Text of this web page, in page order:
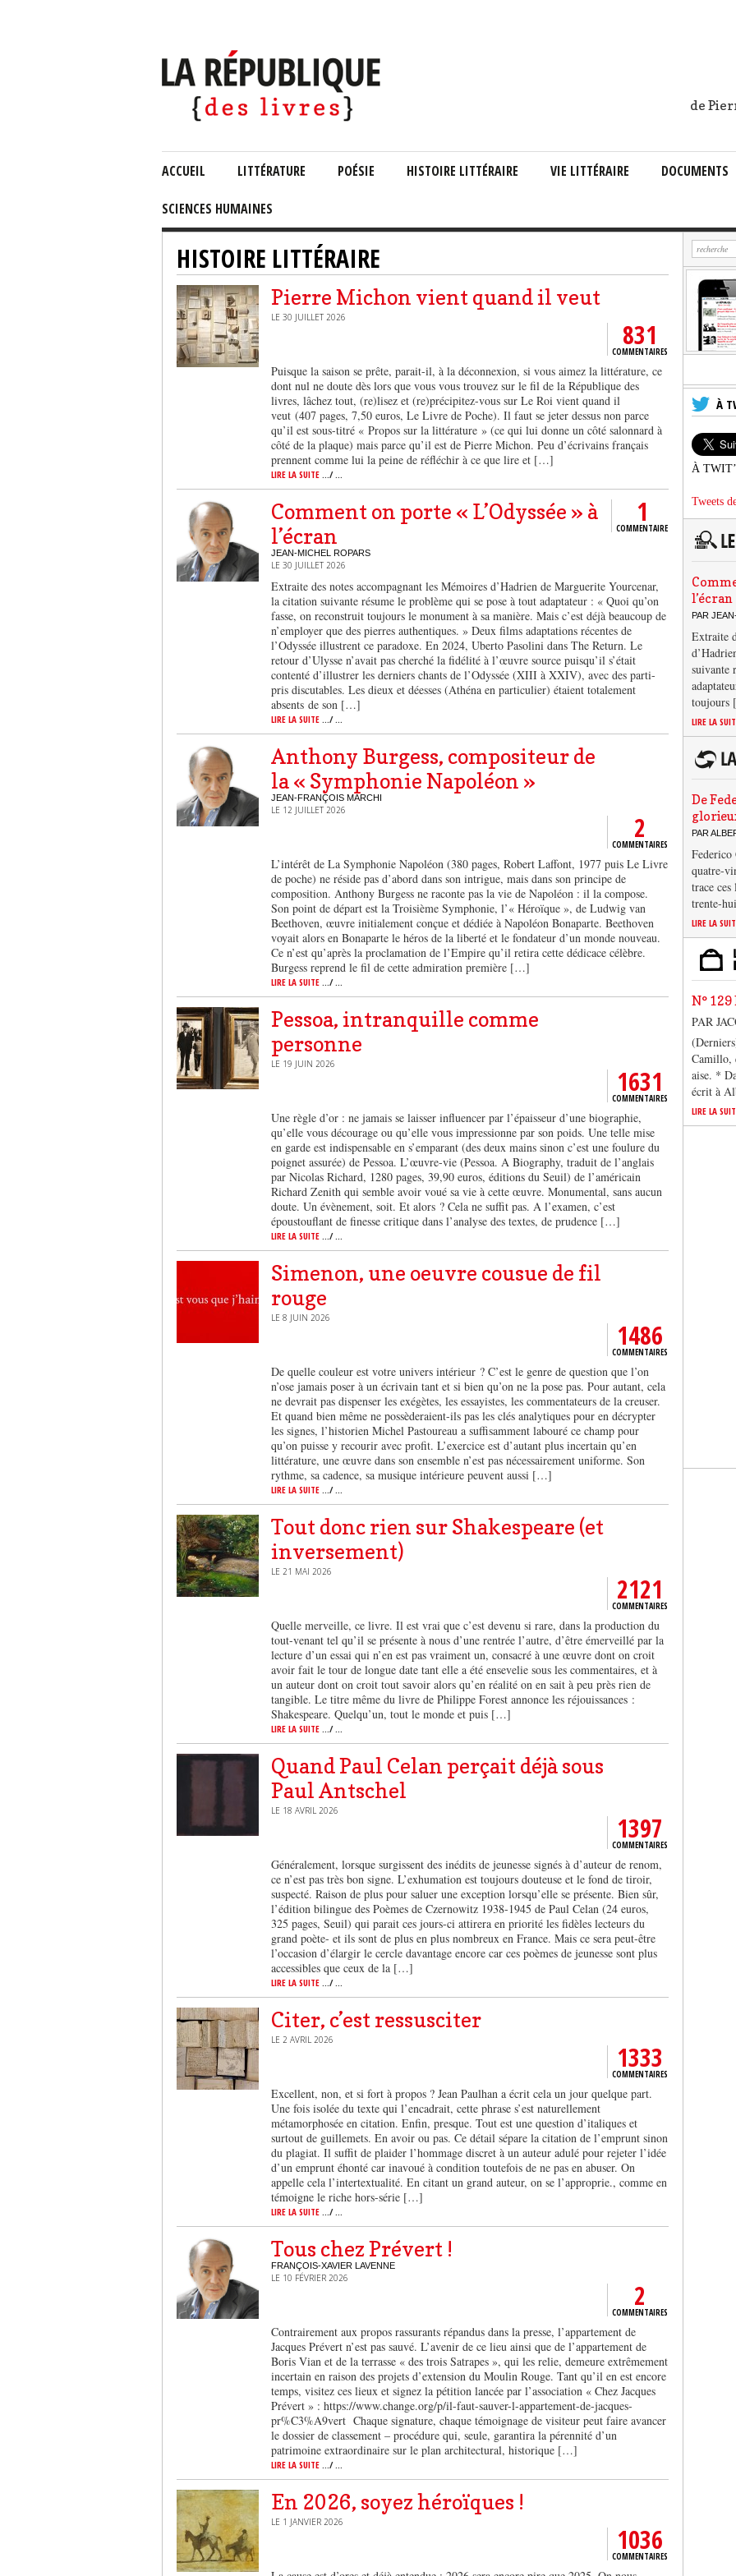
de
ACCUEIL LITTÉRATURE POÉSIE HISTOIRE LITTÉRAIRE VIE LITTÉRAIRE DOCUMENTS
SCIENCES HUMAINES
HISTOIRE LITTÉRAIRE
Pierre Michon vient quand il veut
LE 30 JUILLET 2026
831
COMMENTAIRES
Puisque la saison se prête, parait-il, à la déconnexion, si vous aimez la littérature, ce
dont nul ne doute dès lors que vous vous trouvez sur le fil de la République des
livres, lâchez tout, (re)lisez et (re)précipitez-vous sur Le Roi vient quand il
veut (407 pages, 7,50 euros, Le Livre de Poche). Il faut se jeter dessus non parce
qu’il est sous-titré « Propos sur la littérature » (ce qui lui donne un côté salonnard à
côté de la plaque) mais parce qu’il est de Pierre Michon. Peu d’écrivains français
prennent comme lui la peine de réfléchir à ce que lire et […]
LIRE LA SUITE .../ ...
Comment on porte « L’Odyssée » à
l’écran
JEAN-MICHEL ROPARS
LE 30 JUILLET 2026
1
COMMENTAIRE
Extraite des notes accompagnant les Mémoires d’Hadrien de Marguerite Yourcenar,
la citation suivante résume le problème qui se pose à tout adaptateur : « Quoi qu’on
fasse, on reconstruit toujours le monument à sa manière. Mais c’est déjà beaucoup de
n’employer que des pierres authentiques. » Deux films adaptations récentes de
l’Odyssée illustrent ce paradoxe. En 2024, Uberto Pasolini dans The Return. Le
retour d’Ulysse n’avait pas cherché la fidélité à l’œuvre source puisqu’il s’était
contenté d’illustrer les derniers chants de l’Odyssée (XIII à XXIV), avec des parti-
pris discutables. Les dieux et déesses (Athéna en particulier) étaient totalement
absents de son […]
LIRE LA SUITE .../ ...
Anthony Burgess, compositeur de
la « Symphonie Napoléon »
JEAN-FRANÇOIS MARCHI
LE 12 JUILLET 2026
2
COMMENTAIRES
L’intérêt de La Symphonie Napoléon (380 pages, Robert Laffont, 1977 puis Le Livre
de poche) ne réside pas d’abord dans son intrigue, mais dans son principe de
composition. Anthony Burgess ne raconte pas la vie de Napoléon : il la compose.
Son point de départ est la Troisième Symphonie, l’« Héroïque », de Ludwig van
Beethoven, œuvre initialement conçue et dédiée à Napoléon Bonaparte. Beethoven
voyait alors en Bonaparte le héros de la liberté et le fondateur d’un monde nouveau.
Ce n’est qu’après la proclamation de l’Empire qu’il retira cette dédicace célèbre.
Burgess reprend le fil de cette admiration première […]
LIRE LA SUITE .../ ...
Pessoa, intranquille comme
personne
LE 19 JUIN 2026
1631
COMMENTAIRES
Une règle d’or : ne jamais se laisser influencer par l’épaisseur d’une biographie,
qu’elle vous décourage ou qu’elle vous impressionne par son poids. Une telle mise
en garde est indispensable en s’emparant (des deux mains sinon c’est une foulure du
poignet assurée) de Pessoa. L’œuvre-vie (Pessoa. A Biography, traduit de l’anglais
par Nicolas Richard, 1280 pages, 39,90 euros, éditions du Seuil) de l’américain
Richard Zenith qui semble avoir voué sa vie à cette œuvre. Monumental, sans aucun
doute. Un évènement, soit. Et alors ? Cela ne suffit pas. A l’examen, c’est
époustouflant de finesse critique dans l’analyse des textes, de prudence […]
LIRE LA SUITE .../ ...
Simenon, une oeuvre cousue de fil
rouge
LE 8 JUIN 2026
1486
COMMENTAIRES
De quelle couleur est votre univers intérieur ? C’est le genre de question que l’on
n’ose jamais poser à un écrivain tant et si bien qu’on ne la pose pas. Pour autant, cela
ne devrait pas dispenser les exégètes, les essayistes, les commentateurs de la creuser.
Et quand bien même ne possèderaient-ils pas les clés analytiques pour en décrypter
les signes, l’historien Michel Pastoureau a suffisamment labouré ce champ pour
qu’on puisse y recourir avec profit. L’exercice est d’autant plus incertain qu’en
littérature, une œuvre dans son ensemble n’est pas nécessairement uniforme. Son
rythme, sa cadence, sa musique intérieure peuvent aussi […]
LIRE LA SUITE .../ ...
Tout donc rien sur Shakespeare (et
inversement)
LE 21 MAI 2026
2121
COMMENTAIRES
Quelle merveille, ce livre. Il est vrai que c’est devenu si rare, dans la production du
tout-venant tel qu’il se présente à nous d’une rentrée l’autre, d’être émerveillé par la
lecture d’un essai qui n’en est pas vraiment un, consacré à une œuvre dont on croit
avoir fait le tour de longue date tant elle a été ensevelie sous les commentaires, et à
un auteur dont on croit tout savoir alors qu’en réalité on en sait à peu près rien de
tangible. Le titre même du livre de Philippe Forest annonce les réjouissances :
Shakespeare. Quelqu’un, tout le monde et puis […]
LIRE LA SUITE .../ ...
Quand Paul Celan perçait déjà sous
Paul Antschel
LE 18 AVRIL 2026
1397
COMMENTAIRES
Généralement, lorsque surgissent des inédits de jeunesse signés à d’auteur de renom,
ce n’est pas très bon signe. L’exhumation est toujours douteuse et le fond de tiroir,
suspecté. Raison de plus pour saluer une exception lorsqu’elle se présente. Bien sûr,
l’édition bilingue des Poèmes de Czernowitz 1938-1945 de Paul Celan (24 euros,
325 pages, Seuil) qui parait ces jours-ci attirera en priorité les fidèles lecteurs du
grand poète- et ils sont de plus en plus nombreux en France. Mais ce sera peut-être
l’occasion d’élargir le cercle davantage encore car ces poèmes de jeunesse sont plus
accessibles que ceux de la […]
LIRE LA SUITE .../ ...
Citer, c’est ressusciter
LE 2 AVRIL 2026
1333
COMMENTAIRES
Excellent, non, et si fort à propos ? Jean Paulhan a écrit cela un jour quelque part.
Une fois isolée du texte qui l’encadrait, cette phrase s’est naturellement
métamorphosée en citation. Enfin, presque. Tout est une question d’italiques et
surtout de guillemets. En avoir ou pas. Ce détail sépare la citation de l’emprunt sinon
du plagiat. Il suffit de plaider l’hommage discret à un auteur adulé pour rejeter l’idée
d’un emprunt éhonté car inavoué à condition toutefois de ne pas en abuser. On
appelle cela l’intertextualité. En citant un grand auteur, on se l’approprie., comme en
témoigne le riche hors-série […]
LIRE LA SUITE .../ ...
Tous chez Prévert !
FRANÇOIS-XAVIER LAVENNE
LE 10 FÉVRIER 2026
2
COMMENTAIRES
Contrairement aux propos rassurants répandus dans la presse, l’appartement de
Jacques Prévert n’est pas sauvé. L’avenir de ce lieu ainsi que de l’appartement de
Boris Vian et de la terrasse « des trois Satrapes », qui les relie, demeure extrêmement
incertain en raison des projets d’extension du Moulin Rouge. Tant qu’il en est encore
temps, visitez ces lieux et signez la pétition lancée par l’association « Chez Jacques
Prévert » : https://www.change.org/p/il-faut-sauver-l-appartement-de-jacques-
pr%C3%A9vert Chaque signature, chaque témoignage de visiteur peut faire avancer
le dossier de classement – procédure qui, seule, garantira la pérennité d’un
patrimoine extraordinaire sur le plan architectural, historique […]
LIRE LA SUITE .../ ...
En 2026, soyez héroïques !
LE 1 JANVIER 2026
1036
COMMENTAIRES
À
À
Tweets
l’écran
PAR
Extraite
suivante
LIRE LA
De
PAR
quatre-
trace
trente-
LIRE LA
N°
PAR
Camillo,
aise. *
écrit à
LIRE LA